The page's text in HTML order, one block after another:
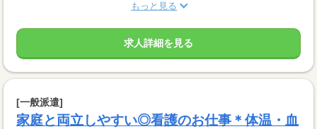
もっと見る
求人詳細を見る
[一般派遣]
家庭と両立しやすい◎看護のお仕事＊体温・血